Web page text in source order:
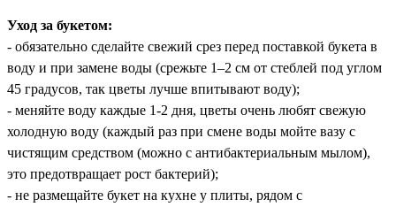
Уход за букетом:
- обязательно сделайте свежий срез перед поставкой букета в
воду и при замене воды (срежьте 1–2 см от стеблей под углом
45 градусов, так цветы лучше впитывают воду);
- меняйте воду каждые 1-2 дня, цветы очень любят свежую
холодную воду (каждый раз при смене воды мойте вазу с
чистящим средством (можно с антибактериальным мылом),
это предотвращает рост бактерий);
- не размещайте букет на кухне у плиты, рядом с